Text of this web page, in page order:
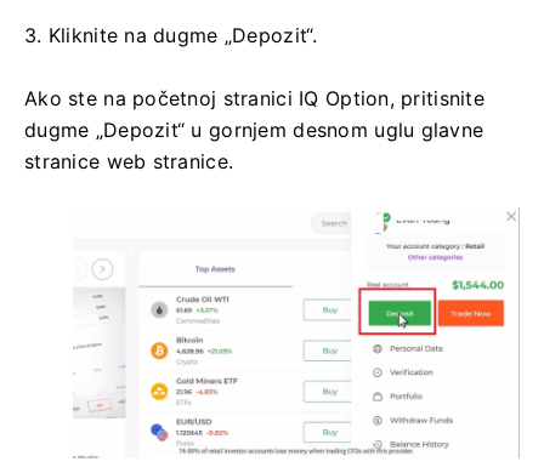
3. Kliknite na dugme „Depozit“.
Ako ste na početnoj stranici IQ Option, pritisnite
dugme „Depozit“ u gornjem desnom uglu glavne
stranice web stranice.